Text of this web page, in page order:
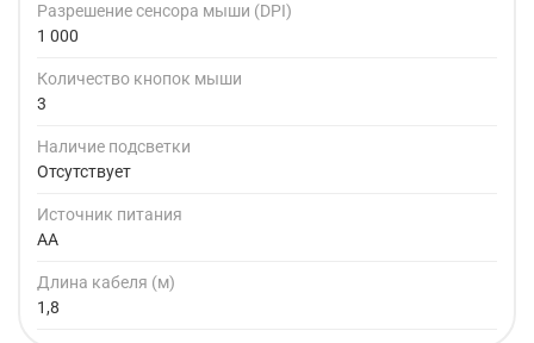
Разрешение сенсора мыши (DPI)
1 000
Количество кнопок мыши
3
Наличие подсветки
Отсутствует
Источник питания
AA
Длина кабеля (м)
1,8